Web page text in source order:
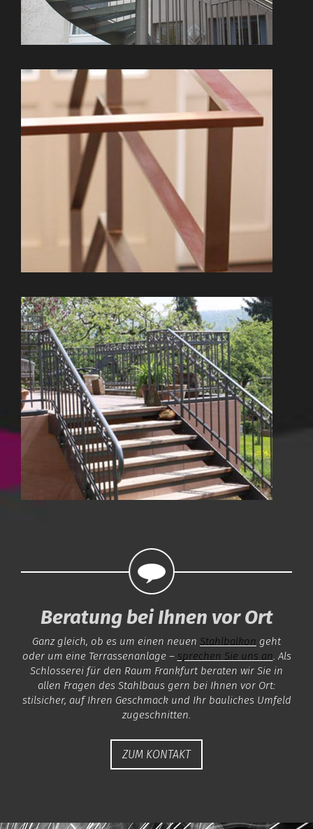
Beratung bei Ihnen vor Ort
Ganz gleich, ob es um einen neuen Stahlbalkon geht
oder um eine Terrassenanlage – sprechen Sie uns an. Als
Schlosserei für den Raum Frankfurt beraten wir Sie in
allen Fragen des Stahlbaus gern bei Ihnen vor Ort:
stilsicher, auf Ihren Geschmack und Ihr bauliches Umfeld
zugeschnitten.
ZUM KONTAKT